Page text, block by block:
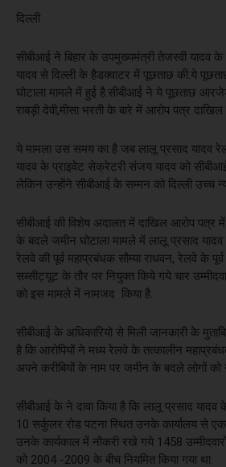
दिल्ली
सीबीआई ने बिहार के उपमुख्यमंत्री तेजस्वी यादव
यादव से दिल्ली के हैडक्वाटर में पूछताछ की.ये
घोटाला मामले में हुई है.सीबीआई ने ये पूछताछ
राबड़ी देवी,मीसा भरती के बारे में आरोप पत्र
ये मामला उस समय का है जब लालू प्रसाद यादव
यादव के प्राइवेट सेक्रेटरी संजय यादव को
लेकिन उन्होंने सीबीआई के सम्मन को दिल्ली उच्च
सीबीआई की विशेष अदालत में दाखिल आरोप पत्र
के बदले जमीन घोटाला मामले में लालू प्रसाद यादव
रेलवे की पूर्व महाप्रबंधक सौम्या राधवन, रेलवे के
सब्सीट्यूट के तौर पर नियुक्त किये गये चार
को इस मामले में नामजद किया है.
सीबीआई के अधिकारियो से मिली जानकारी के
है कि आरोपियों ने मध्य रेलवे के तत्कालीन
अपने करीबियों के नाम पर जमीन के बदले लोगों को
सीबीआई के ने दावा किया है कि लालू प्रसाद
10 सर्कुलर रोड पटना स्थित उनके कार्यालय से एक
उनके कार्यकाल में नौकरी रखे गये 1458
को 2004 -2009 के बीच नियमित किया गया था.